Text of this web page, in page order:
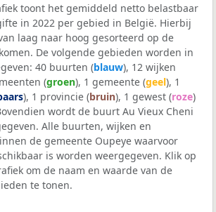
toont het gemiddeld netto belastbaar
in 2022 per gebied in België. Hierbij
laag naar hoog gesorteerd op de
De volgende gebieden worden in
40 buurten (blauw), 12 wijken
(groen), 1 gemeente (geel), 1
), 1 provincie (bruin), 1 gewest (roze)
wordt de buurt Au Vieux Cheni
Alle buurten, wijken en
de gemeente Oupeye waarvoor
is worden weergegeven. Klik op
om de naam en waarde van de
te tonen.